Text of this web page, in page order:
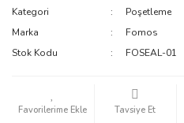
Kategori
Poşetleme
Marka
Fomos
Stok Kodu
FOSEAL-01
Tavsiye Et